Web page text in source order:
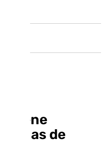
tiene
de